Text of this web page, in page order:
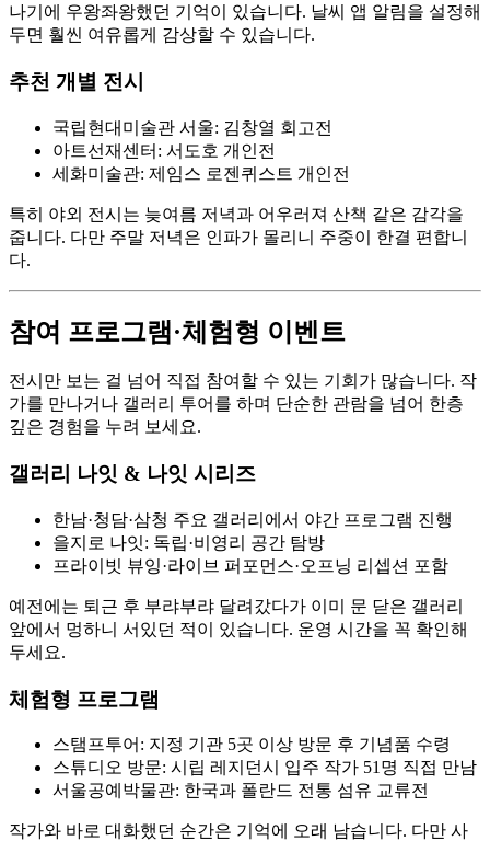
나기에 우왕좌왕했던 기억이 있습니다. 날씨 앱 알림을 설정해
두면 훨씬 여유롭게 감상할 수 있습니다.
추천 개별 전시
국립현대미술관 서울: 김창열 회고전
아트선재센터: 서도호 개인전
세화미술관: 제임스 로젠퀴스트 개인전
특히 야외 전시는 늦여름 저녁과 어우러져 산책 같은 감각을
줍니다. 다만 주말 저녁은 인파가 몰리니 주중이 한결 편합니
다.
참여 프로그램·체험형 이벤트
전시만 보는 걸 넘어 직접 참여할 수 있는 기회가 많습니다. 작
가를 만나거나 갤러리 투어를 하며 단순한 관람을 넘어 한층
깊은 경험을 누려 보세요.
갤러리 나잇 & 나잇 시리즈
한남·청담·삼청 주요 갤러리에서 야간 프로그램 진행
을지로 나잇: 독립·비영리 공간 탐방
프라이빗 뷰잉·라이브 퍼포먼스·오프닝 리셉션 포함
예전에는 퇴근 후 부랴부랴 달려갔다가 이미 문 닫은 갤러리
앞에서 멍하니 서있던 적이 있습니다. 운영 시간을 꼭 확인해
두세요.
체험형 프로그램
스탬프투어: 지정 기관 5곳 이상 방문 후 기념품 수령
스튜디오 방문: 시립 레지던시 입주 작가 51명 직접 만남
서울공예박물관: 한국과 폴란드 전통 섬유 교류전
작가와 바로 대화했던 순간은 기억에 오래 남습니다. 다만 사